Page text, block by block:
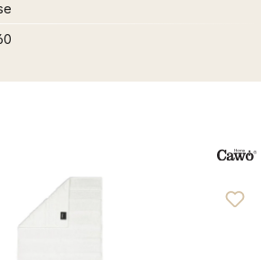
von 4.7 von 5 Sternen